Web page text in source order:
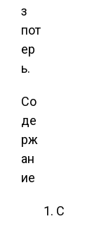
з
пот
ер
ь.
Со
де
рж
ан
ие
С